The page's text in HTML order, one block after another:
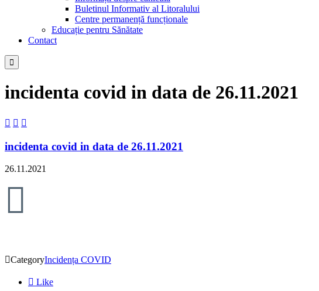
Buletinul Informativ al Litoralului
Centre permanență funcționale
Educație pentru Sănătate
Contact

incidenta covid in data de 26.11.2021
  
incidenta covid in data de 26.11.2021
26.11.2021

CategoryIncidența COVID
 Like